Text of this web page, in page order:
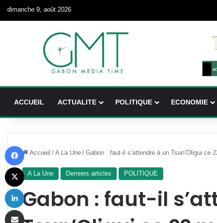
dimanche 9, août 2026
ACCUEIL ACTUALITE POLITIQUE ECONOMIE
Accueil / A La Une / Gabon : faut-il s’attendre à un Tsun’Oligui ce
A La Une Derniers articles POLITIQUE
Gabon : faut-il
X